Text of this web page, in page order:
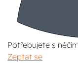
Potřebujete s
Zeptat se